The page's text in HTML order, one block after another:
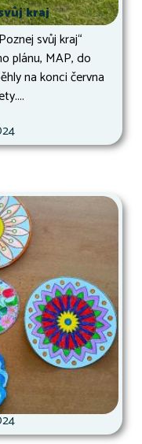
kraj
svůj kraj“
plánu, MAP, do
na konci června